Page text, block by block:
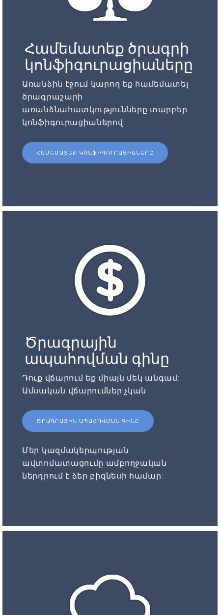
Համեմատեք ծրագրի
կոնֆիգուրացիաները
Առանձին էջում կարող եք համեմատել
ծրագրաշարի
առանձնահատկությունները տարբեր
կոնֆիգուրացիաներով:
ՀԱՄԵՄԱՏԵՔ ԿՈՆՖԻԳՈՒՐԱՑԻԱՆԵՐԸ
Ծրագրային
ապահովման գինը
Դուք վճարում եք միայն մեկ անգամ:
Ամսական վճարումներ չկան:
ԾՐԱԳՐԱՅԻՆ ԱՊԱՀՈՎՄԱՆ ԳԻՆԸ
Մեր կազմակերպության
ավտոմատացումը ամբողջական
ներդրում է ձեր բիզնեսի համար: